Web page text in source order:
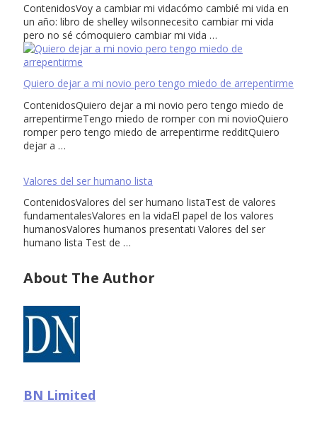
ContenidosVoy a cambiar mi vidacómo cambié mi vida en
un año: libro de shelley wilsonnecesito cambiar mi vida
pero no sé cómoquiero cambiar mi vida …
Quiero dejar a mi novio pero tengo miedo de arrepentirme
ContenidosQuiero dejar a mi novio pero tengo miedo de
arrepentirmeTengo miedo de romper con mi novioQuiero
romper pero tengo miedo de arrepentirme redditQuiero
dejar a …
Valores del ser humano lista
ContenidosValores del ser humano listaTest de valores
fundamentalesValores en la vidaEl papel de los valores
humanosValores humanos presentati Valores del ser
humano lista Test de …
About The Author
BN Limited